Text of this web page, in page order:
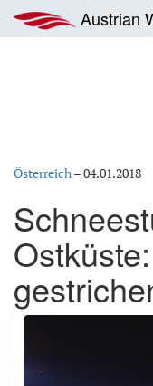
Inhalt
springen
Austrian
Österreich–04.01.2018